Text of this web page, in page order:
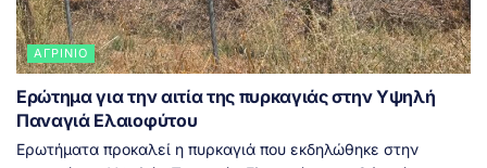
ΑΓΡΊΝΙΟ
Ερώτημα για την αιτία της πυρκαγιάς στην Υψηλή
Παναγιά Ελαιοφύτου
Ερωτήματα προκαλεί η πυρκαγιά που εκδηλώθηκε στην